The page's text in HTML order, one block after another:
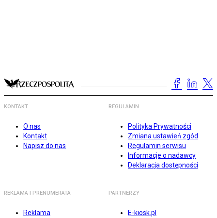
KONTAKT
O nas
Kontakt
Napisz do nas
REGULAMIN
Polityka Prywatności
Zmiana ustawień zgód
Regulamin serwisu
Informacje o nadawcy
Deklaracja dostępności
REKLAMA I PRENUMERATA
Reklama
PARTNERZY
E-kiosk.pl